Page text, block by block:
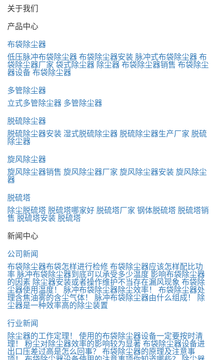
关于我们
产品中心
布袋除尘器
低压脉冲布袋除尘器 布袋除尘器安装 脉冲式布袋除尘器 布
袋除尘器厂家 袋式除尘器 除尘器 布袋除尘器销售 布袋除尘
器设备 布袋除尘器
多管除尘器
立式多管除尘器 多管除尘器
脱硫除尘器
脱硫除尘器安装 湿式脱硫除尘器 脱硫除尘器生产厂家 脱硫
除尘器
旋风除尘器
旋风除尘器销售 旋风除尘器厂家 旋风除尘器安装 旋风除尘
器
脱硫塔
除尘脱硫塔 脱硫塔哪家好 脱硫塔厂家 钢体脱硫塔 脱硫塔销
售 脱硫塔安装 脱硫塔
新闻中心
公司新闻
布袋除尘器布袋怎样进行检修 布袋除尘器应该怎样配比功
率 脉冲布袋除尘器到底可以承受多少温度 影响布袋除尘器
的因素 除尘器安装或者操作维护不当存在漏风现象 布袋除
尘器使用温度！
脉冲布袋除尘器除尘效率！
布袋除尘器处
理含焦油雾的含尘气体！
脉冲布袋除尘器由什么组成！
除
尘器是一种效率高的除尘装置
行业新闻
除尘器的工作定理！
使用的布袋除尘器设备一定要按时清
理！
粉尘对除尘器效率的影响较为显著 布袋除尘器设备进
出口压差过高是怎么回事？
布袋除尘器的原理及注意事